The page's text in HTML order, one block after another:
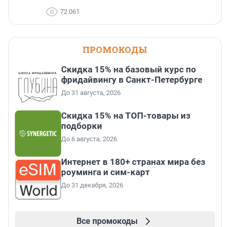
72 061
ПРОМОКОДЫ
Скидка 15% на базовый курс по
фридайвингу в Санкт-Петербурге
До 31 августа, 2026
Скидка 15% на ТОП-товары из
подборки
До 6 августа, 2026
Интернет в 180+ странах мира без
роуминга и сим-карт
До 31 декабря, 2026
Все промокоды